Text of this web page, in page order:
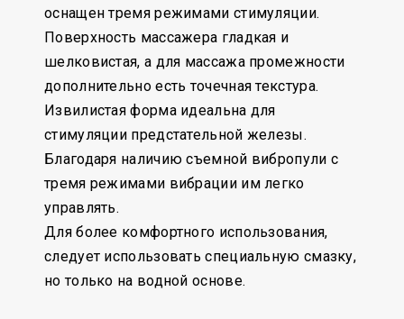
оснащен тремя режимами стимуляции.
Поверхность массажера гладкая и
шелковистая, а для массажа промежности
дополнительно есть точечная текстура.
Извилистая форма идеальна для
стимуляции предстательной железы.
Благодаря наличию съемной вибропули с
тремя режимами вибрации им легко
управлять.
Для более комфортного использования,
следует использовать специальную смазку,
но только на водной основе.